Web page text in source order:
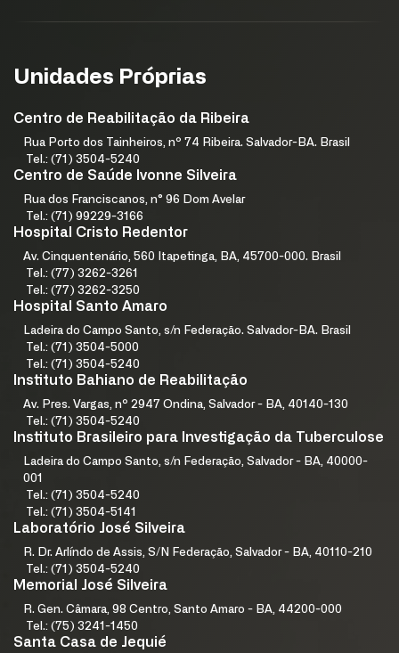
Unidades Próprias
Centro de Reabilitação da Ribeira
Rua Porto dos Tainheiros, nº 74 Ribeira. Salvador-BA. Brasil
Tel.: (71) 3504-5240
Centro de Saúde Ivonne Silveira
Rua dos Franciscanos, n° 96 Dom Avelar
Tel.: (71) 99229-3166
Hospital Cristo Redentor
Av. Cinquentenário, 560 Itapetinga, BA, 45700-000. Brasil
Tel.: (77) 3262-3261
Tel.: (77) 3262-3250
Hospital Santo Amaro
Ladeira do Campo Santo, s/n Federação. Salvador-BA. Brasil
Tel.: (71) 3504-5000
Tel.: (71) 3504-5240
Instituto Bahiano de Reabilitação
Av. Pres. Vargas, nº 2947 Ondina, Salvador - BA, 40140-130
Tel.: (71) 3504-5240
Instituto Brasileiro para Investigação da Tuberculose
Ladeira do Campo Santo, s/n Federação, Salvador - BA, 40000-
001
Tel.: (71) 3504-5240
Tel.: (71) 3504-5141
Laboratório José Silveira
R. Dr. Arlíndo de Assis, S/N Federação, Salvador - BA, 40110-210
Tel.: (71) 3504-5240
Memorial José Silveira
R. Gen. Câmara, 98 Centro, Santo Amaro - BA, 44200-000
Tel.: (75) 3241-1450
Santa Casa de Jequié